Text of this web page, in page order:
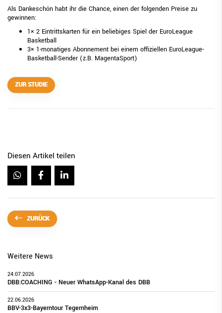
Als Dankeschön habt ihr die Chance, einen der folgenden Preise zu
gewinnen:
1× 2 Eintrittskarten für ein beliebiges Spiel der EuroLeague
Basketball
3× 1-monatiges Abonnement bei einem offiziellen EuroLeague-
Basketball-Sender (z.B. MagentaSport)
ZUR STUDIE
Diesen Artikel teilen
ZURÜCK
Weitere News
24.07.2026
DBB:COACHING - Neuer WhatsApp-Kanal des DBB
22.06.2026
BBV-3x3-Bayerntour Tegernheim